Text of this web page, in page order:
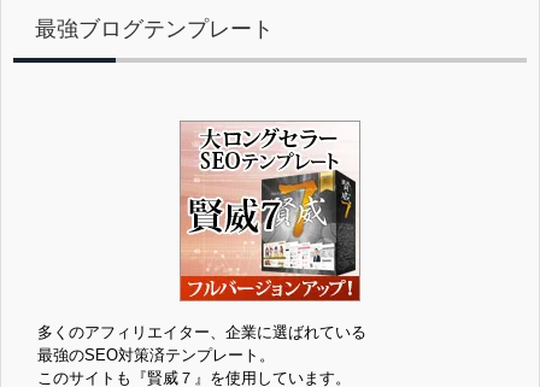
最強ブログテンプレート
多くのアフィリエイター、企業に選ばれている
最強のSEO対策済テンプレート。
このサイトも『賢威７』を使用しています。